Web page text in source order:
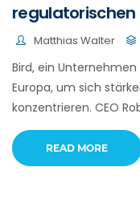
regulatorischen
Matthias Walter
Bird, ein
Europa, um sich
konzentrieren. CEO
READ MORE